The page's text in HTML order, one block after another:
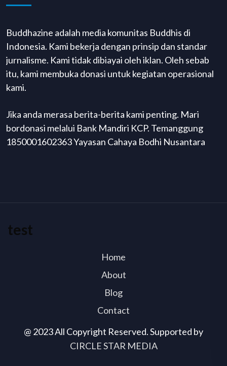
Buddhazine adalah media komunitas Buddhis di
Indonesia. Kami bekerja dengan prinsip dan standar
jurnalisme. Kami tidak dibiayai oleh iklan. Oleh sebab
itu, kami membuka donasi untuk kegiatan operasional
kami.
Jika anda merasa berita-berita kami penting. Mari
bordonasi melalui Bank Mandiri KCP. Temanggung
1850001602363 Yayasan Cahaya Bodhi Nusantara
@ 2023 All Copyright Reserved. Supported by
CIRCLE STAR MEDIA
test
Home
About
Blog
Contact